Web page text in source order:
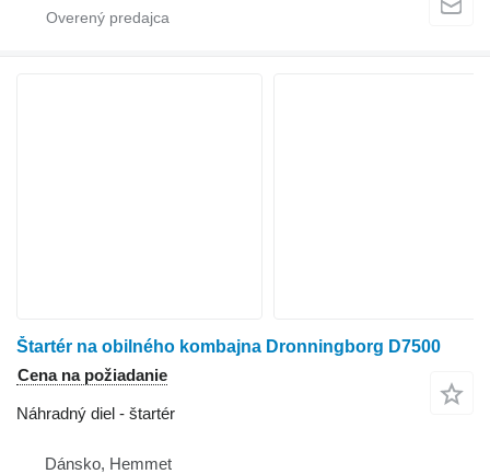
Štartér na obilného kombajna Dronningborg D7500
Cena na požiadanie
Náhradný diel - štartér
Dánsko, Hemmet